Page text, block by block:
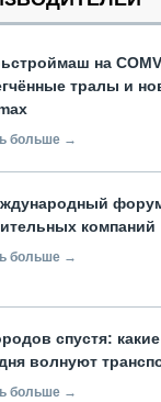
на
тралы и
больше →
компаний
больше →
спустя:
волнуют
больше →